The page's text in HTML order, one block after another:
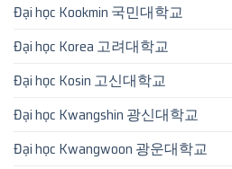
Đại học Kookmin 국민대학교
Đại học Korea 고려대학교
Đại học Kosin 고신대학교
Đại học Kwangshin 광신대학교
Đại học Kwangwoon 광운대학교